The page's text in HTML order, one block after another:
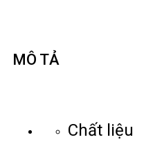
MÔ TẢ
Chất liệu